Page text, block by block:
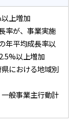
上増加
率が、事業実施
年平均成長率以
以上増加
における地域別
般事業主行動計